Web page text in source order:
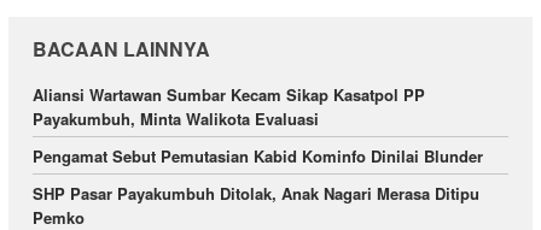
BACAAN LAINNYA
Aliansi Wartawan Sumbar Kecam Sikap Kasatpol PP
Payakumbuh, Minta Walikota Evaluasi
Pengamat Sebut Pemutasian Kabid Kominfo Dinilai Blunder
SHP Pasar Payakumbuh Ditolak, Anak Nagari Merasa Ditipu
Pemko